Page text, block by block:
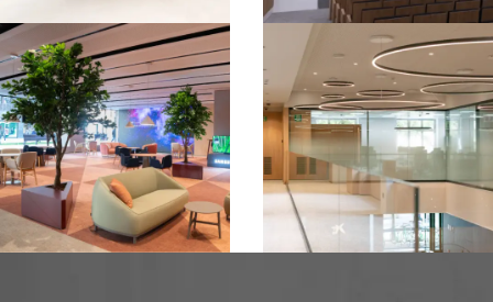
OFICINAS
ALL IN ONE
CAIXABANK – LAS
PALMAS DE GRAN
CANARIA
OFICINAS
SALÓN DE ACTOS
CAIXAPETRER –
CAJAMAR